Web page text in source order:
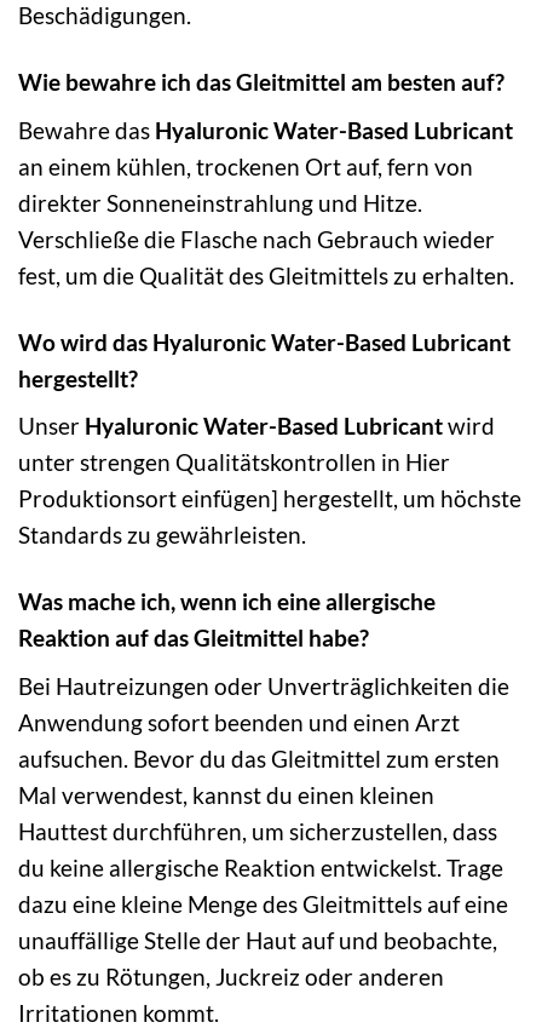
Beschädigungen.
Wie bewahre ich das Gleitmittel am besten auf?
Bewahre das Hyaluronic Water-Based Lubricant
an einem kühlen, trockenen Ort auf, fern von
direkter Sonneneinstrahlung und Hitze.
Verschließe die Flasche nach Gebrauch wieder
fest, um die Qualität des Gleitmittels zu erhalten.
Wo wird das Hyaluronic Water-Based Lubricant
hergestellt?
Unser Hyaluronic Water-Based Lubricantwird
unter strengen Qualitätskontrollen in Hier
Produktionsort einfügen] hergestellt, um höchste
Standards zu gewährleisten.
Was mache ich, wenn ich eine allergische
Reaktion auf das Gleitmittel habe?
Bei Hautreizungen oder Unverträglichkeiten die
Anwendung sofort beenden und einen Arzt
aufsuchen. Bevor du das Gleitmittel zum ersten
Mal verwendest, kannst du einen kleinen
Hauttest durchführen, um sicherzustellen, dass
du keine allergische Reaktion entwickelst. Trage
dazu eine kleine Menge des Gleitmittels auf eine
unauffällige Stelle der Haut auf und beobachte,
ob es zu Rötungen, Juckreiz oder anderen
Irritationen kommt.